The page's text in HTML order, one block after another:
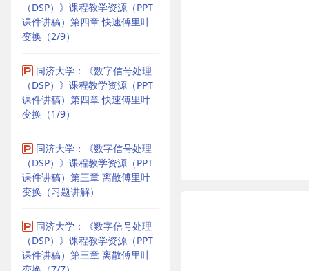
（DSP）》课程教学资源（PPT
课件讲稿）第四章 快速傅里叶
变换（2/9）
同济大学：《数字信号处理
（DSP）》课程教学资源（PPT
课件讲稿）第四章 快速傅里叶
变换（1/9）
同济大学：《数字信号处理
（DSP）》课程教学资源（PPT
课件讲稿）第三章 离散傅里叶
变换（习题讲解）
同济大学：《数字信号处理
（DSP）》课程教学资源（PPT
课件讲稿）第三章 离散傅里叶